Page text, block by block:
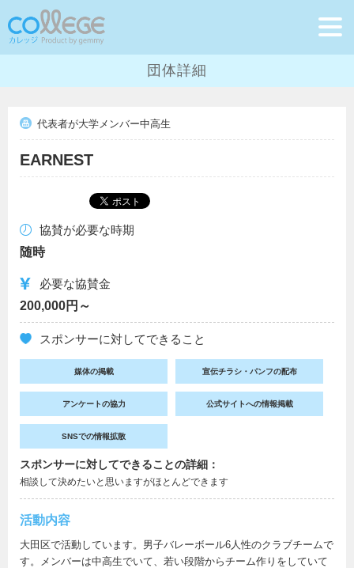
団体詳細
代表者が大学メンバー中高生
EARNEST
協賛が必要な時期
随時
必要な協賛金
200,000円～
スポンサーに対してできること
媒体の掲載 宣伝チラシ・パンフの配布
アンケートの協力 公式サイトへの情報掲載
SNSでの情報拡散
スポンサーに対してできることの詳細：
相談して決めたいと思いますがほとんどできます
活動内容
大田区で活動しています。男子バレーボール6人性のクラブチームで
す。メンバーは中高生でいて、若い段階からチーム作りをしていて